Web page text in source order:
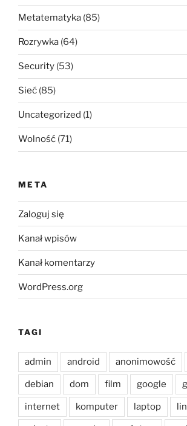
Metatematyka (85)
Rozrywka (64)
Security (53)
Sieć (85)
Uncategorized (1)
Wolność (71)
META
Zaloguj się
Kanał wpisów
Kanał komentarzy
WordPress.org
TAGI
admin android anonimowość
debian dom film google
internet komputer laptop